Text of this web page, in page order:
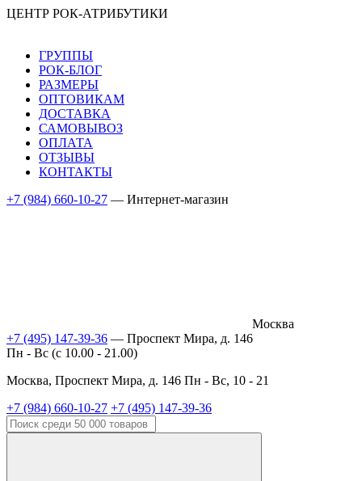
ЦЕНТР РОК-АТРИБУТИКИ
ГРУППЫ
РОК-БЛОГ
РАЗМЕРЫ
ОПТОВИКАМ
ДОСТАВКА
САМОВЫВОЗ
ОПЛАТА
ОТЗЫВЫ
КОНТАКТЫ
+7 (984) 660-10-27 — Интернет-магазин
Москва
+7 (495) 147-39-36 — Проспект Мира, д. 146
Пн - Вс (c 10.00 - 21.00)
Москва, Проспект Мира, д. 146 Пн - Вс, 10 - 21
+7 (984) 660-10-27 +7 (495) 147-39-36